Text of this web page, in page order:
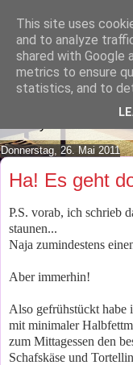
Mach es Dir doch
Donnerstag, 26. Mai 2011
Ha! Es geht
P.S. vorab, ich schrieb
staunen...
Naja zumindestens
Aber immerhin!
Also gefrühstückt habe
mit minimaler
zum Mittagessen den
Schafskäse und
This site uses
and to analyze
shared with Google
metrics to ensure
statistics, and to